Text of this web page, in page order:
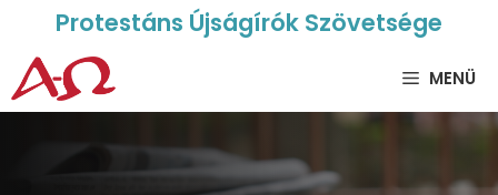
Protestáns Újságírók Szövetsége
MENÜ